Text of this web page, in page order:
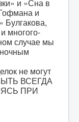
и «Сна в
и
многого-
случае мы
не могут
ВСЕГДА
ПРИ